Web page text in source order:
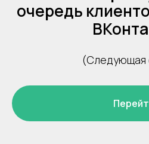
очередь
(Следующая